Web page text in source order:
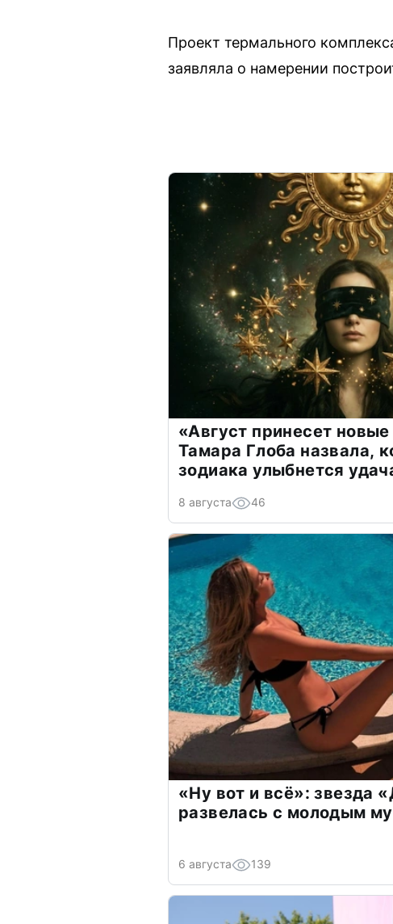
Проект термального
заявляла о намерении
«Август принесет
Тамара Глоба назвала,
зодиака улыбнется
8 августа 46
«Ну вот и всё»: звезда
развелась с молодым
6 августа 139